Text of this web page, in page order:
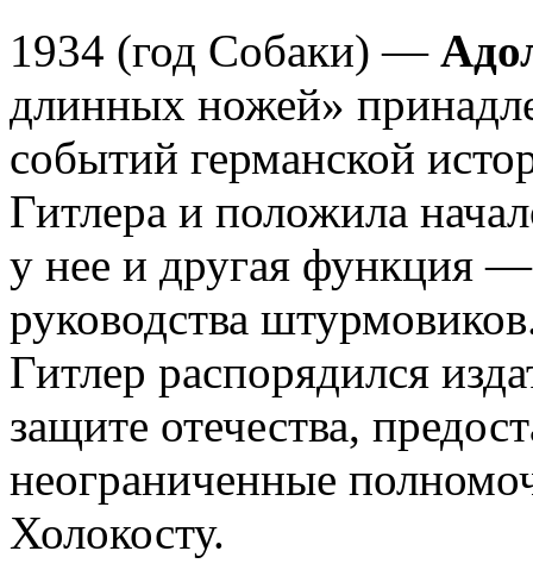
1934 (год Собаки) —
длинных ножей»
событий германской
Гитлера и положила
у нее и другая функция
руководства
Гитлер распорядился
защите отечества,
неограниченные
Холокосту.